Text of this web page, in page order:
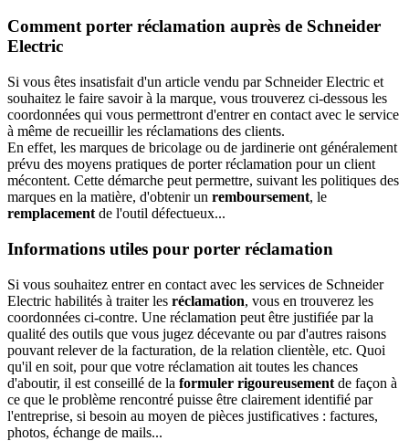
Comment porter réclamation auprès de Schneider
Electric
Si vous êtes insatisfait d'un article vendu par Schneider Electric et
souhaitez le faire savoir à la marque, vous trouverez ci-dessous les
coordonnées qui vous permettront d'entrer en contact avec le service
à même de recueillir les réclamations des clients.
En effet, les marques de bricolage ou de jardinerie ont généralement
prévu des moyens pratiques de porter réclamation pour un client
mécontent. Cette démarche peut permettre, suivant les politiques des
marques en la matière, d'obtenir un remboursement, le
remplacement de l'outil défectueux...
Informations utiles pour porter réclamation
Si vous souhaitez entrer en contact avec les services de Schneider
Electric habilités à traiter les réclamation, vous en trouverez les
coordonnées ci-contre. Une réclamation peut être justifiée par la
qualité des outils que vous jugez décevante ou par d'autres raisons
pouvant relever de la facturation, de la relation clientèle, etc. Quoi
qu'il en soit, pour que votre réclamation ait toutes les chances
d'aboutir, il est conseillé de la formuler rigoureusement de façon à
ce que le problème rencontré puisse être clairement identifié par
l'entreprise, si besoin au moyen de pièces justificatives : factures,
photos, échange de mails...